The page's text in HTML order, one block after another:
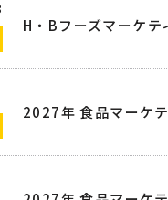
H・Bフーズマーケ
2027年 食品マーケ